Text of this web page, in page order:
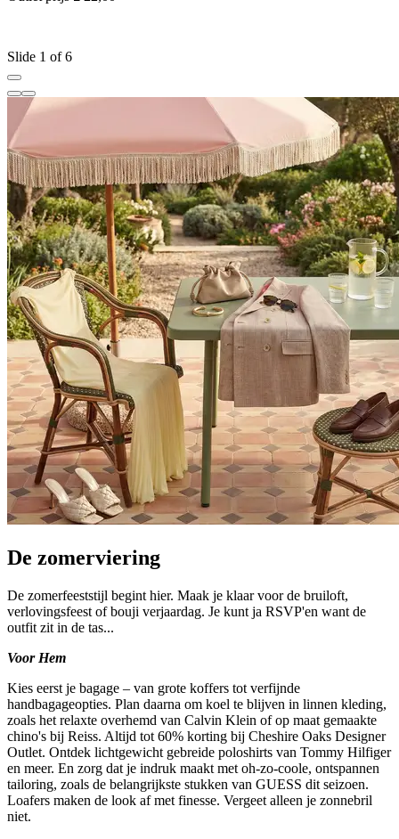
Slide 1 of 6
De zomerviering
De zomerfeeststijl begint hier. Maak je klaar voor de bruiloft,
verlovingsfeest of bouji verjaardag. Je kunt ja RSVP'en want de
outfit zit in de tas...
Voor Hem
Kies eerst je bagage – van grote koffers tot verfijnde
handbagageopties. Plan daarna om koel te blijven in linnen kleding,
zoals het relaxte overhemd van Calvin Klein of op maat gemaakte
chino's bij Reiss. Altijd tot 60% korting bij Cheshire Oaks Designer
Outlet. Ontdek lichtgewicht gebreide poloshirts van Tommy Hilfiger
en meer. En zorg dat je indruk maakt met oh-zo-coole, ontspannen
tailoring, zoals de belangrijkste stukken van GUESS dit seizoen.
Loafers maken de look af met finesse. Vergeet alleen je zonnebril
niet.